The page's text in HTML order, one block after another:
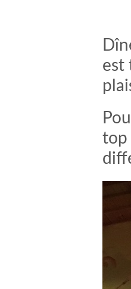
est
top